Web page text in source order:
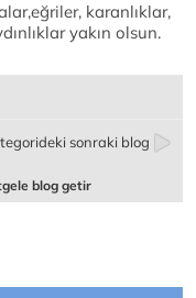
karanlıklar,
yakın olsun.
sonraki blog
blog getir